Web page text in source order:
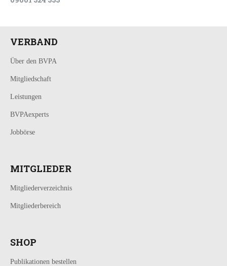
VERBAND
Über den BVPA
Mitgliedschaft
Leistungen
BVPAexperts
Jobbörse
MITGLIEDER
Mitgliederverzeichnis
Mitgliederbereich
SHOP
Publikationen bestellen